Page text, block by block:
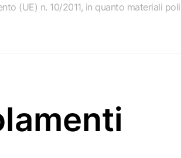
(UE) n. 10/2011, in quanto materiali